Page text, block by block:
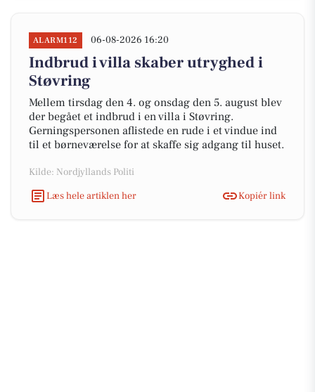
ALARM112 06-08-2026 16:20
Indbrud i villa skaber utryghed i
Støvring
Mellem tirsdag den 4. og onsdag den 5. august blev
der begået et indbrud i en villa i Støvring.
Gerningspersonen aflistede en rude i et vindue ind
til et børneværelse for at skaffe sig adgang til huset.
Kilde: Nordjyllands Politi
Læs hele artiklen her
Kopiér link